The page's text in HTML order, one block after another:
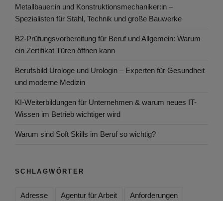
Metallbauer:in und Konstruktionsmechaniker:in –
Spezialisten für Stahl, Technik und große Bauwerke
B2-Prüfungsvorbereitung für Beruf und Allgemein: Warum
ein Zertifikat Türen öffnen kann
Berufsbild Urologe und Urologin – Experten für Gesundheit
und moderne Medizin
KI-Weiterbildungen für Unternehmen & warum neues IT-
Wissen im Betrieb wichtiger wird
Warum sind Soft Skills im Beruf so wichtig?
SCHLAGWÖRTER
Adresse Agentur für Arbeit Anforderungen